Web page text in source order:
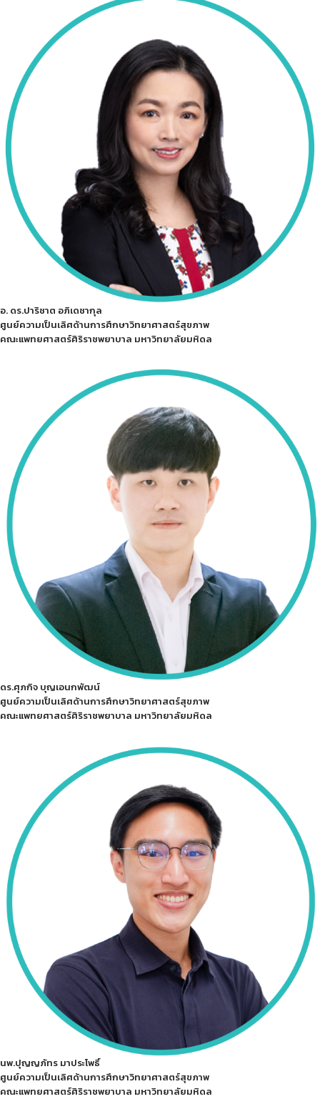
อ. ดร.ปาริชาต อภิเดชากุล
ศูนย์ความเป็นเลิศด้านการศึกษาวิทยาศาสตร์สุขภาพ
คณะแพทยศาสตร์ศิริราชพยาบาล มหาวิทยาลัยมหิดล
ดร.ศุภกิจ บุญเอนกพัฒน์
ศูนย์ความเป็นเลิศด้านการศึกษาวิทยาศาสตร์สุขภาพ
คณะแพทยศาสตร์ศิริราชพยาบาล มหาวิทยาลัยมหิดล
นพ.ปุญญภัทร มาประโพธิ์
ศูนย์ความเป็นเลิศด้านการศึกษาวิทยาศาสตร์สุขภาพ
คณะแพทยศาสตร์ศิริราชพยาบาล มหาวิทยาลัยมหิดล